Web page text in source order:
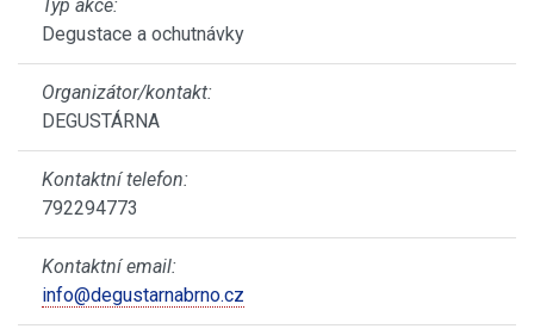
Typ akce:
Degustace a ochutnávky
Organizátor/kontakt:
DEGUSTÁRNA
Kontaktní telefon:
792294773
Kontaktní email:
info@degustarnabrno.cz